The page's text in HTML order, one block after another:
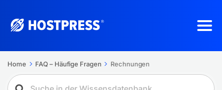
Home FAQ – Häufige Fragen Rechnungen